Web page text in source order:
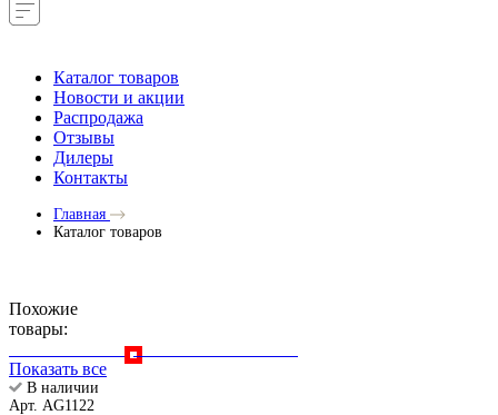
Каталог товаров
Новости и акции
Распродажа
Отзывы
Дилеры
Контакты
Главная
Каталог товаров
Похожие
товары:
Показать все
В наличии
Арт. AG1122